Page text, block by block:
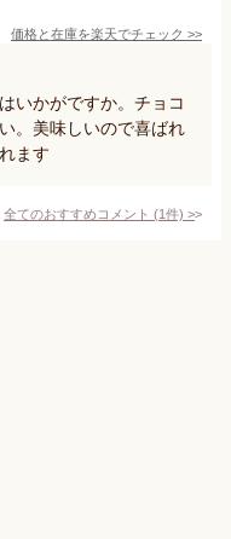
価格と在庫を楽天でチェック >>
いかがですか。チョコ
。美味しいので喜ばれ
ます
全てのおすすめコメント (1件) >